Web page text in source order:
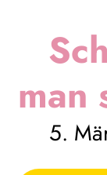
man
5.